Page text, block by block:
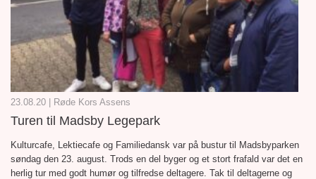
23.08.20 | Røde Kors Assens
Turen til Madsby Legepark
Kulturcafe, Lektiecafe og Familiedansk var på bustur til Madsbyparken
søndag den 23. august. Trods en del byger og et stort frafald var det en
herlig tur med godt humør og tilfredse deltagere. Tak til deltagerne og